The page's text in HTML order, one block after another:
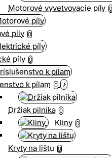
Motorové vyvetvovacie píly
píly 0
píly 0
k pílam 0
Držiak pilníka 0
Kliny 0
Kryty na lištu 0